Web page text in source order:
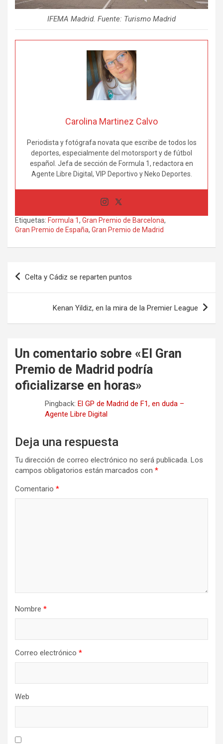
IFEMA Madrid. Fuente: Turismo Madrid
Carolina Martinez Calvo
Periodista y fotógrafa novata que escribe de todos los
deportes, especialmente del motorsport y de fútbol
español. Jefa de sección de Formula 1, redactora en
Agente Libre Digital, VIP Deportivo y Neko Deportes.
Etiquetas: Formula 1, Gran Premio de Barcelona,
Gran Premio de España, Gran Premio de Madrid
Navegación
de
Celta y Cádiz se reparten puntos
Kenan Yildiz, en la mira de la Premier League
Un comentario sobre «El Gran
Premio de Madrid podría
oficializarse en horas»
Pingback: El GP de Madrid de F1, en duda –
Agente Libre Digital
Deja una respuesta
Tu dirección de correo electrónico no será publicada. Los
campos obligatorios están marcados con *
Comentario *
Nombre *
Correo electrónico *
Web